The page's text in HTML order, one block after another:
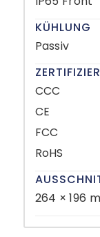
KÜHLUNG
Passiv
CCC
CE
FCC
RoHS
264 × 196